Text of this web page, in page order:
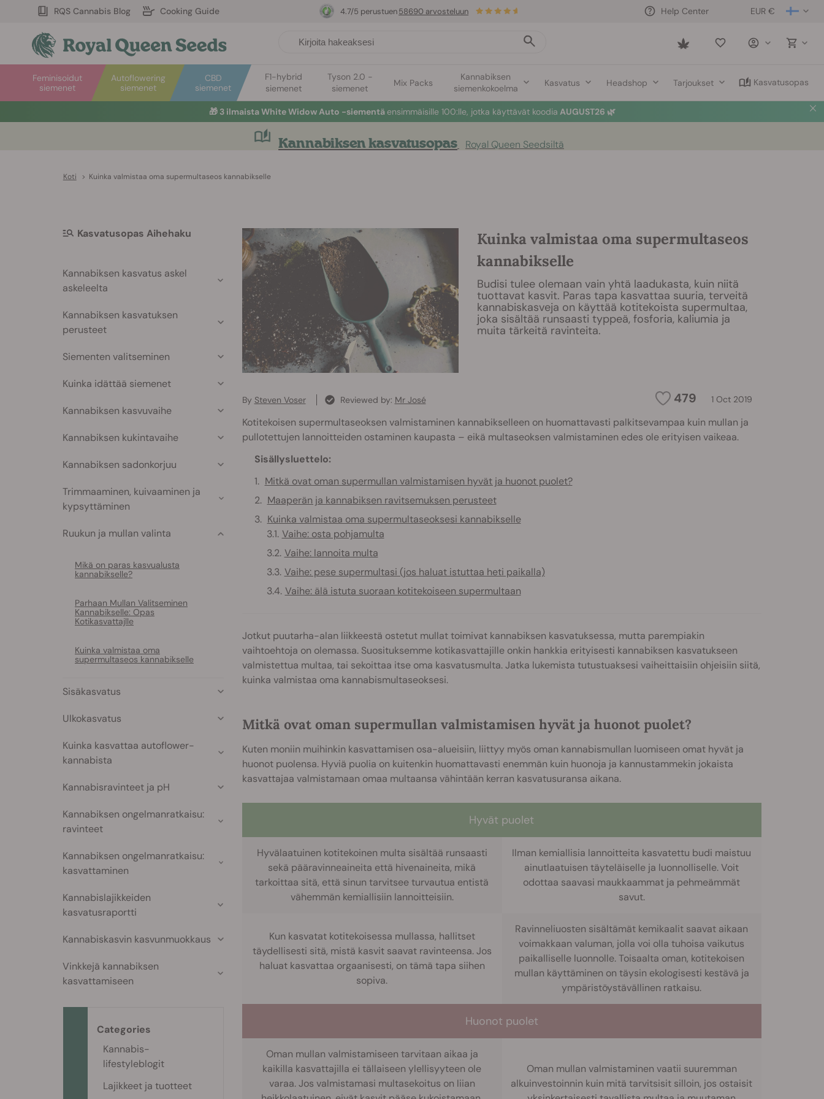
RQS Cannabis Blog Cooking Guide EUR €
Help Center
Saved
Autoflowering
siemenet
Feminisoidut
siemenet
CBD
siemenet
F1-hybrid
siemenet
Tyson 2.0 -
siemenet
Mix Packs
Kannabiksen
siemenkokoelma
Kasvatus Headshop Tarjoukset Kasvatusopas
4.7/5 perustuen58690 arvosteluun
🎁 3 ilmaista White Widow Auto -siementä ensimmäisille 100:lle, jotka käyttävät koodia AUGUST26 🌿
Kannabiksen kasvatusopas Royal Queen Seedsiltä
Koti > Kuinka valmistaa oma supermultaseos kannabikselle
Kuinka valmistaa oma supermultaseos
kannabikselle
Budisi tulee olemaan vain yhtä laadukasta, kuin niitä
tuottavat kasvit. Paras tapa kasvattaa suuria, terveitä
kannabiskasveja on käyttää kotitekoista supermultaa,
joka sisältää runsaasti typpeä, fosforia, kaliumia ja
muita tärkeitä ravinteita.
479 1 Oct 2019
By Steven Voser Reviewed by: Mr José
Kotitekoisen supermultaseoksen valmistaminen kannabikselleen on huomattavasti palkitsevampaa kuin mullan ja
pullotettujen lannoitteiden ostaminen kaupasta – eikä multaseoksen valmistaminen edes ole erityisen vaikeaa.
Sisällysluettelo:
Mitkä ovat oman supermullan valmistamisen hyvät ja huonot puolet?
Maaperän ja kannabiksen ravitsemuksen perusteet
Kuinka valmistaa oma supermultaseoksesi kannabikselle
Vaihe: osta pohjamulta
Vaihe: lannoita multa
Vaihe: pese supermultasi (jos haluat istuttaa heti paikalla)
Vaihe: älä istuta suoraan kotitekoiseen supermultaan
Jotkut puutarha-alan liikkeestä ostetut mullat toimivat kannabiksen kasvatuksessa, mutta parempiakin
vaihtoehtoja on olemassa. Suosituksemme kotikasvattajille onkin hankkia erityisesti kannabiksen kasvatukseen
valmistettua multaa, tai sekoittaa itse oma kasvatusmulta. Jatka lukemista tutustuaksesi vaiheittaisiin ohjeisiin siitä,
kuinka valmistaa oma kannabismultaseoksesi.
Mitkä ovat oman supermullan valmistamisen hyvät ja huonot puolet?
Kuten moniin muihinkin kasvattamisen osa-alueisiin, liittyy myös oman kannabismullan luomiseen omat hyvät ja
huonot puolensa. Hyviä puolia on kuitenkin huomattavasti enemmän kuin huonoja ja kannustammekin jokaista
kasvattajaa valmistamaan omaa multaansa vähintään kerran kasvatusuransa aikana.
Hyvät puolet
Hyvälaatuinen kotitekoinen multa sisältää runsaasti
sekä pääravinneaineita että hivenaineita, mikä
tarkoittaa sitä, että sinun tarvitsee turvautua entistä
vähemmän kemiallisiin lannoitteisiin.
Ilman kemiallisia lannoitteita kasvatettu budi maistuu
ainutlaatuisen täyteläiselle ja luonnolliselle. Voit
odottaa saavasi maukkaammat ja pehmeämmät
savut.
Kun kasvatat kotitekoisessa mullassa, hallitset
täydellisesti sitä, mistä kasvit saavat ravinteensa. Jos
haluat kasvattaa orgaanisesti, on tämä tapa siihen
sopiva.
Ravinneliuosten sisältämät kemikaalit saavat aikaan
voimakkaan valuman, jolla voi olla tuhoisa vaikutus
paikalliselle luonnolle. Toisaalta oman, kotitekoisen
mullan käyttäminen on täysin ekologisesti kestävä ja
ympäristöystävällinen ratkaisu.
Huonot puolet
Oman mullan valmistamiseen tarvitaan aikaa ja
kaikilla kasvattajilla ei tällaiseen ylellisyyteen ole
varaa. Jos valmistamasi multasekoitus on liian
Oman mullan valmistaminen vaatii suuremman
alkuinvestoinnin kuin mitä tarvitsisit silloin, jos ostaisit
Kasvatusopas Aihehaku
Kannabiksen kasvatus askel
askeleelta
Kannabiksen kasvatuksen
perusteet
Siementen valitseminen
Kuinka idättää siemenet
Kannabiksen kasvuvaihe
Kannabiksen kukintavaihe
Kannabiksen sadonkorjuu
Trimmaaminen, kuivaaminen ja
kypsyttäminen
Ruukun ja mullan valinta
Mikä on paras kasvualusta
kannabikselle?
Parhaan Mullan Valitseminen
Kannabikselle: Opas
Kotikasvattajlle
Kuinka valmistaa oma
supermultaseos kannabikselle
Sisäkasvatus
Ulkokasvatus
Kuinka kasvattaa autoflower-
kannabista
Kannabisravinteet ja pH
Kannabiksen ongelmanratkaisu:
ravinteet
Kannabiksen ongelmanratkaisu:
kasvattaminen
Kannabislajikkeiden
kasvatusraportti
Kannabiskasvin kasvunmuokkaus
Vinkkejä kannabiksen
kasvattamiseen
Categories
Kannabis-
lifestyleblogit
Lajikkeet ja tuotteet